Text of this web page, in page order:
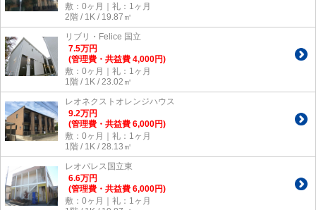
敷：0ヶ月｜礼：1ヶ月
2階 / 1K / 19.87㎡
リブリ・Felice 国立
7.5万円
(管理費・共益費 4,000円)
敷：0ヶ月｜礼：1ヶ月
1階 / 1K / 23.02㎡
レオネクストオレンジハウス
9.2万円
(管理費・共益費 6,000円)
敷：0ヶ月｜礼：1ヶ月
1階 / 1K / 28.13㎡
レオパレス国立東
6.6万円
(管理費・共益費 6,000円)
敷：0ヶ月｜礼：1ヶ月